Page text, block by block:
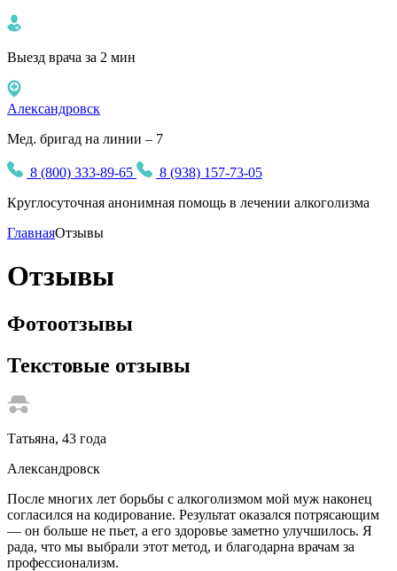
Выезд врача за 2 мин
Александровск
Мед. бригад на линии – 7
8 (800) 333-89-65
8 (938) 157-73-05
Круглосуточная анонимная помощь в лечении алкоголизма
ГлавнаяОтзывы
Отзывы
Фотоотзывы
Текстовые отзывы
Татьяна, 43 года
Александровск
После многих лет борьбы с алкоголизмом мой муж наконец
согласился на кодирование. Результат оказался потрясающим
— он больше не пьет, а его здоровье заметно улучшилось. Я
рада, что мы выбрали этот метод, и благодарна врачам за
профессионализм.